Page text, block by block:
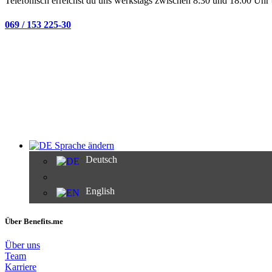
069 / 153 225-30
Sprache ändern
Deutsch
English
Über Benefits.me
Über uns
Team
Karriere